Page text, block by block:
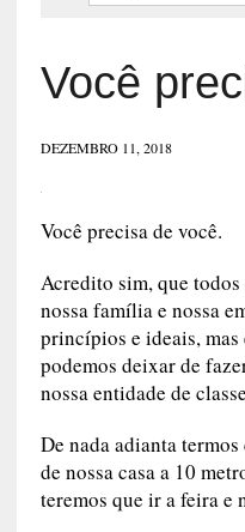
Você
DEZEMBRO 11, 2018
Você precisa de você.
Acredito sim, que
nossa família e nossa
princípios e ideais,
podemos deixar de
nossa entidade de
De nada adianta
de nossa casa a 10
teremos que ir a feira e